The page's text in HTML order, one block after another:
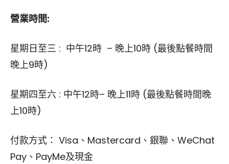
營業時間:
星期日至三 : 中午12時 – 晚上10時 (最後點餐時間
晚上9時)
星期四至六 : 中午12時– 晚上11時 (最後點餐時間晚
上10時)
付款方式： Visa、Mastercard、銀聯、WeChat
Pay、PayMe及現金